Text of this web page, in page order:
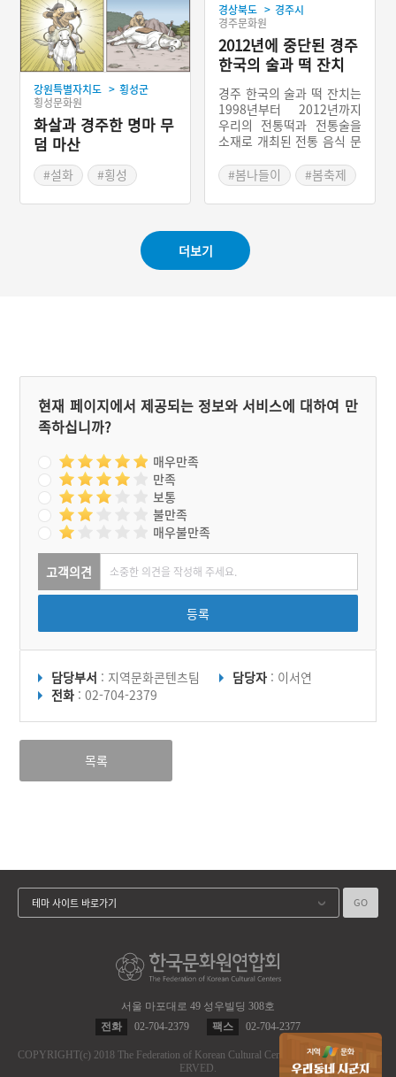
강원특별자치도 > 횡성군
횡성문화원
화살과 경주한 명마 무
덤 마산
#설화 #횡성
경상북도 > 경주시
경주문화원
2012년에 중단된 경주
한국의 술과 떡 잔치
경주 한국의 술과 떡 잔치는
1998년부터 2012년까지
우리의 전통떡과 전통술을
소재로 개최된 전통 음식 문
축제가 개최되었을 때는 ‘한
국 전통주와 떡 축제’라는
명칭이었다가 2002년에 ‘경
이름을 바꾸었다. 전국 각지
에서 모은 전통술과 떡을 경
주 황성공원에 차려놓고, 많
#봄나들이 #봄축제
더보기
현재 페이지에서 제공되는 정보와 서비스에 대하여 만
족하십니까?
매우만족
만족
보통
불만족
매우불만족
고객의견
등록
담당부서 : 지역문화콘텐츠팀 담당자 : 이서연
전화 : 02-704-2379
목록
서울 마포대로 49 성우빌딩 308호
전화
02-704-2379 팩스 02-704-2377
COPYRIGHT(c) 2018 The Federation of Korean Cultural Centers.
ALL RIGHT RES
ERVED.
테마 사이트 바로가기 GO